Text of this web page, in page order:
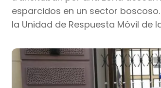
esparcidos en un sector
la Unidad de Respuesta Móvil de